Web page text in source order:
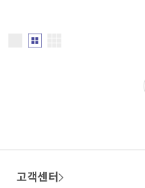
원피스
니트
고객센터